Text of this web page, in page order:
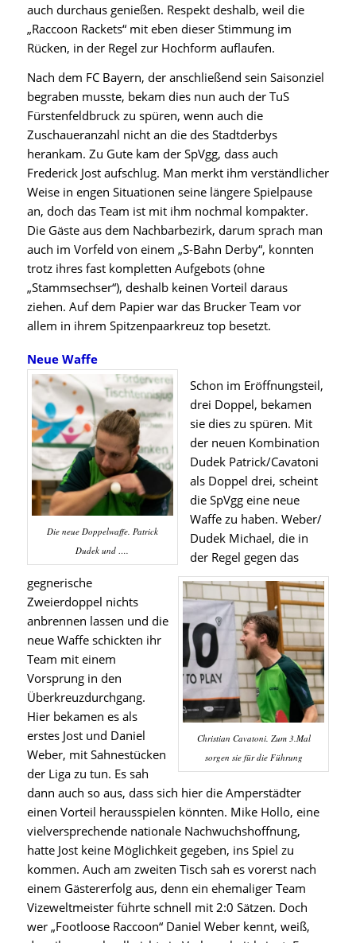
auch durchaus genießen. Respekt deshalb, weil die
„Raccoon Rackets“ mit eben dieser Stimmung im
Rücken, in der Regel zur Hochform auflaufen.
Nach dem FC Bayern, der anschließend sein Saisonziel
begraben musste, bekam dies nun auch der TuS
Fürstenfeldbruck zu spüren, wenn auch die
Zuschaueranzahl nicht an die des Stadtderbys
herankam. Zu Gute kam der SpVgg, dass auch
Frederick Jost aufschlug. Man merkt ihm verständlicher
Weise in engen Situationen seine längere Spielpause
an, doch das Team ist mit ihm nochmal kompakter.
Die Gäste aus dem Nachbarbezirk, darum sprach man
auch im Vorfeld von einem „S-Bahn Derby“, konnten
trotz ihres fast kompletten Aufgebots (ohne
„Stammsechser“), deshalb keinen Vorteil daraus
ziehen. Auf dem Papier war das Brucker Team vor
allem in ihrem Spitzenpaarkreuz top besetzt.
Neue Waffe
Die neue Doppelwaffe. Patrick
Dudek und ….
Christian Cavatoni. Zum 3.Mal
sorgen sie für die Führung
Schon im Eröffnungsteil,
drei Doppel, bekamen
sie dies zu spüren. Mit
der neuen Kombination
Dudek Patrick/Cavatoni
als Doppel drei, scheint
die SpVgg eine neue
Waffe zu haben. Weber/
Dudek Michael, die in
der Regel gegen das
gegnerische
Zweierdoppel nichts
anbrennen lassen und die
neue Waffe schickten ihr
Team mit einem
Vorsprung in den
Überkreuzdurchgang.
Hier bekamen es als
erstes Jost und Daniel
Weber, mit Sahnestücken
der Liga zu tun. Es sah
dann auch so aus, dass sich hier die Amperstädter
einen Vorteil herausspielen könnten. Mike Hollo, eine
vielversprechende nationale Nachwuchshoffnung,
hatte Jost keine Möglichkeit gegeben, ins Spiel zu
kommen. Auch am zweiten Tisch sah es vorerst nach
einem Gästererfolg aus, denn ein ehemaliger Team
Vizeweltmeister führte schnell mit 2:0 Sätzen. Doch
wer „Footloose Raccoon“ Daniel Weber kennt, weiß,